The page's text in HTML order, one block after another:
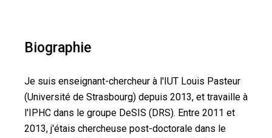
Biographie
Je suis enseignant-chercheur à l'IUT Louis Pasteur
(Université de Strasbourg) depuis 2013, et travaille à
l'IPHC dans le groupe DeSIS (DRS). Entre 2011 et
2013, j'étais chercheuse post-doctorale dans le